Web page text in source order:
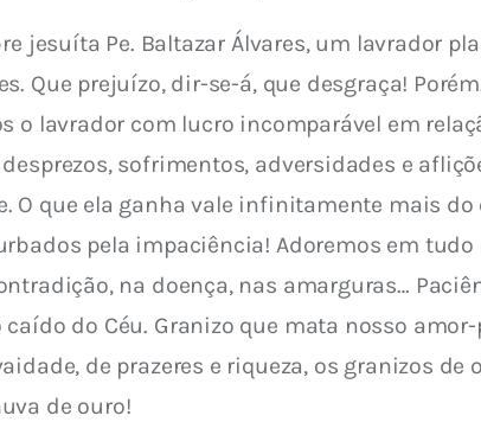
jesuíta Pe. Baltazar Álvares, um lavrador
Que prejuízo, dir-se-á, que desgraça!
o lavrador com lucro incomparável em
sofrimentos, adversidades e
O que ela ganha vale infinitamente mais
pela impaciência! Adoremos em
na doença, nas amarguras…
do Céu. Granizo que mata nosso
de prazeres e riqueza, os granizos
de ouro!